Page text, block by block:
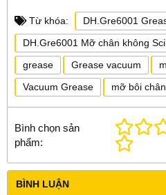
Từ khóa:
DH.Gre6001
DH.Gre6001 Mỡ chân không
grease
Grease vacuum
Vacuum Grease
mỡ bôi
Bình chọn sản
phẩm:
BÌNH LUẬN